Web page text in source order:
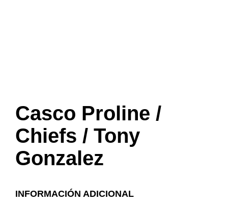
Casco Proline /
Chiefs / Tony
Gonzalez
INFORMACIÓN ADICIONAL